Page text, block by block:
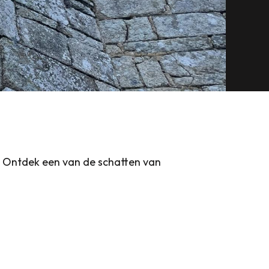
een van de schatten van